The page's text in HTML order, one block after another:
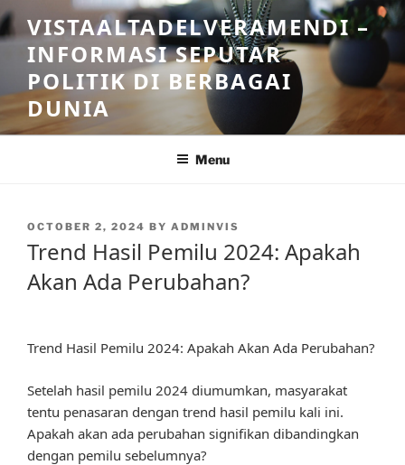
Skip
to
content
VISTAALTADELVERAMENDI –
INFORMASI SEPUTAR
POLITIK DI BERBAGAI
DUNIA
Menu
POSTED
OCTOBER 2, 2024 BY ADMINVIS
Trend Hasil Pemilu 2024: Apakah
Akan Ada Perubahan?
Trend Hasil Pemilu 2024: Apakah Akan Ada Perubahan?
Setelah hasil pemilu 2024 diumumkan, masyarakat
tentu penasaran dengan trend hasil pemilu kali ini.
Apakah akan ada perubahan signifikan dibandingkan
dengan pemilu sebelumnya?